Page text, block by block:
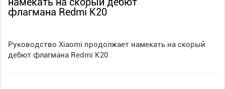
флагмана Redmi K20
Руководство Xiaomi продолжает намекать на скорый
дебют флагмана Redmi K20